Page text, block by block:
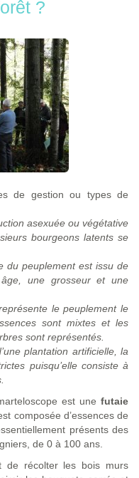
?
de gestion ou types de
asexuée ou végétative
bourgeons latents se
du peuplement est issu de
une grosseur et une
le peuplement le
sont mixtes et les
sont représentés.
plantation artificielle, la
puisqu’elle consiste à
est une futaie
composée d’essences de
présents des
de 0 à 100 ans.
de récolter les bois murs